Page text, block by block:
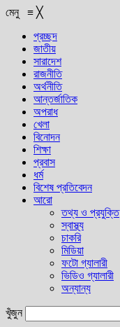
মেনু ≡ ╳
প্রচ্ছদ
জাতীয়
সারাদেশ
রাজনীতি
অর্থনীতি
আন্তর্জাতিক
অপরাধ
খেলা
বিনোদন
শিক্ষা
প্রবাস
ধর্ম
বিশেষ প্রতিবেদন
আরো
তথ্য ও প্রযুক্তি
স্বাস্থ্য
চাকরি
মিডিয়া
ফটো গ্যালারী
ভিডিও গ্যালারী
অন্যান্য
খুঁজুন